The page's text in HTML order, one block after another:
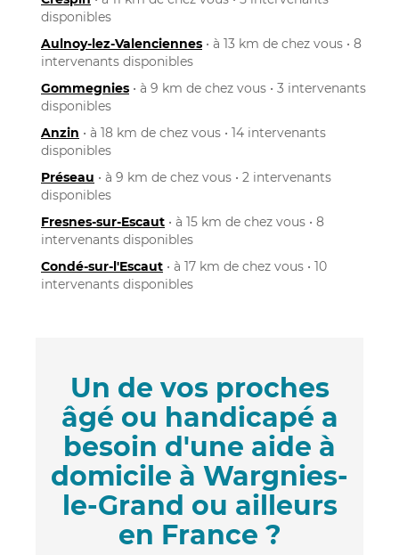
disponibles
Aulnoy-lez-Valenciennes • à 13 km de chez vous • 8
intervenants disponibles
Gommegnies • à 9 km de chez vous • 3 intervenants
disponibles
Anzin • à 18 km de chez vous • 14 intervenants
disponibles
Préseau • à 9 km de chez vous • 2 intervenants
disponibles
Fresnes-sur-Escaut • à 15 km de chez vous • 8
intervenants disponibles
Condé-sur-l'Escaut • à 17 km de chez vous • 10
intervenants disponibles
Un de vos proches
âgé ou handicapé a
besoin d'une aide à
domicile à Wargnies-
le-Grand ou ailleurs
en France ?